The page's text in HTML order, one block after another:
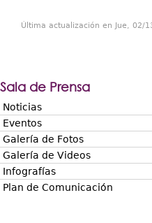
Última actualización en Jue, 02/
Sala de Prensa
Noticias
Eventos
Galería de Fotos
Galería de Videos
Infografías
Plan de Comunicación